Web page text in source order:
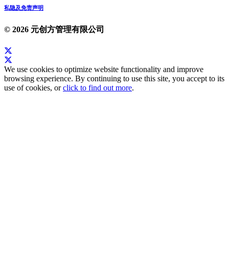
私隐及免责声明
© 2026 元创方管理有限公司
We use cookies to optimize website functionality and improve
browsing experience. By continuing to use this site, you accept to its
use of cookies, orclick to find out more.